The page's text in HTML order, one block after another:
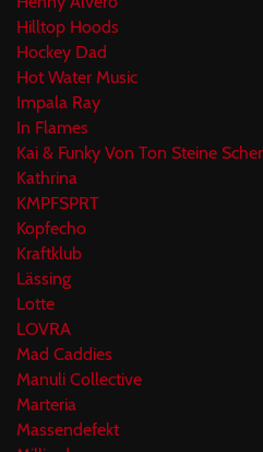
Hilltop Hoods
Hockey Dad
Hot Water Music
Impala Ray
In Flames
Kai & Funky Von Ton Steine
Kathrina
KMPFSPRT
Kopfecho
Kraftklub
Lässing
Lotte
LOVRA
Mad Caddies
Manuli Collective
Marteria
Massendefekt